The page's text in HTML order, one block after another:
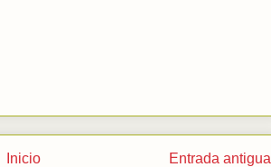
Entrada antigua
Inicio